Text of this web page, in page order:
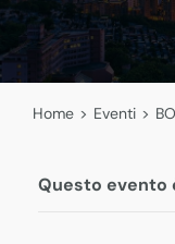
Home > Eventi >
Questo evento